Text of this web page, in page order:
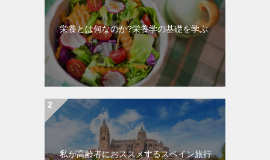
栄養とは何なのか?栄養学の基礎を学ぶ
私が高齢者におススメするスペイン旅行